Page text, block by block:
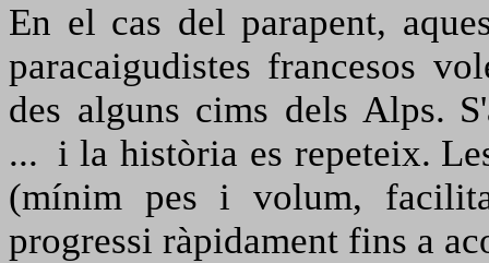
En el cas del parapent,
paracaigudistes francesos
des alguns cims dels Alps.
... i la història es repeteix.
(mínim pes i volum,
progressi ràpidament fins a